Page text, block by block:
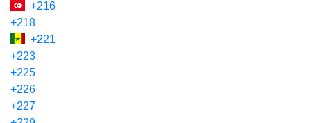
+216
+218
+221
+223
+225
+226
+227